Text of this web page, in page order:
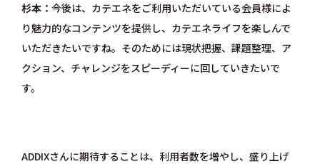
杉本
今後は、カテエネをご利用いただいている会員様によ
り魅力的なコンテンツを提供し、カテエネライフを楽しんで
いただきたいですね。そのためには現状把握、課題整理、ア
クション、チャレンジをスピーディーに回していきたいで
す。
ADDIXさんに期待することは、利用者数を増やし、盛り上げ